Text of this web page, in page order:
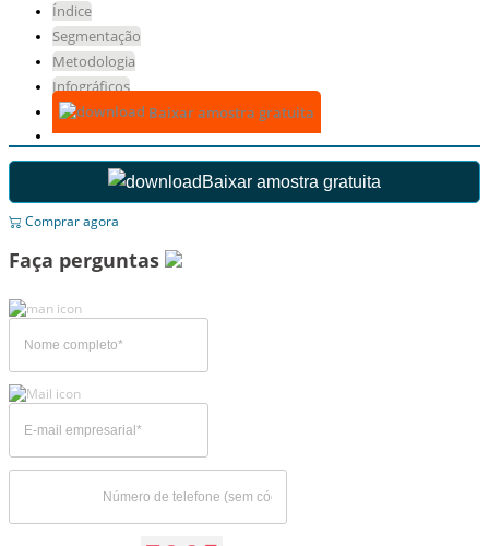
Índice
Segmentação
Metodologia
Infográficos
Baixar amostra gratuita
Baixar amostra gratuita
Comprar agora
Faça perguntas